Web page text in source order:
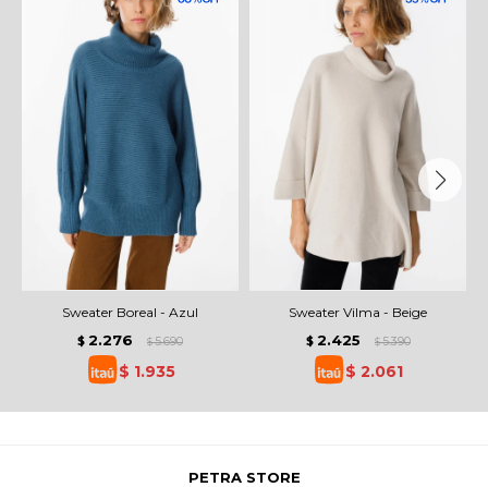
Sweater Boreal - Azul
$ 2.276 $ 5.690
$ 1.935
Sweater Vilma - Beige
$ 2.425 $ 5.390
$ 2.061
PETRA STORE